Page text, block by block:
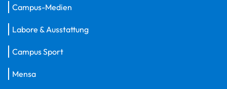
Campus-Medien
Labore & Ausstattung
Campus Sport
Mensa